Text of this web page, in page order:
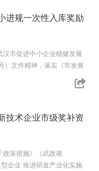
进规一次性入库奖励
市促进中小企业稳健发展
）文件精神，落实《市发展
技术企业市级奖补资
政策措施》（武政规
企业 推进研发产业化实施